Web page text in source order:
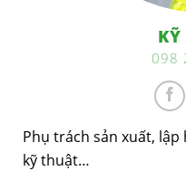
098
Phụ trách sản xuất,
kỹ thuật…